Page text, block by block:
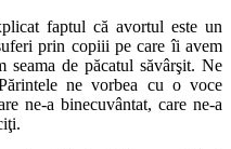
faptul că avortul este un
prin copiii pe care îi avem
de păcatul săvârşit. Ne
ne vorbea cu o voce
ne-a binecuvântat, care ne-a